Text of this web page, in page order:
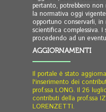
pertanto, potrebbero
la normativa oggi
opportuno conservarli,
scientifica complessiva.
procedendo ad un
AGGIORNAMENTI
Il portale è stato
l'inserimento dei
prof.ssa LONG. Il 26
contributi della prof.ssa
LORENZETTI.